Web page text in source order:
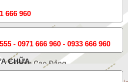
666 960
- 0971 666 960 - 0933 666 960
CHỮA